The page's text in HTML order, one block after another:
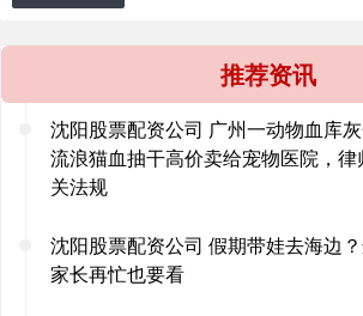
推荐资讯
沈阳股票配资公司 广州一动物血库
流浪猫血抽干高价卖给宠物医院，
关法规
沈阳股票配资公司 假期带娃去海边
家长再忙也要看